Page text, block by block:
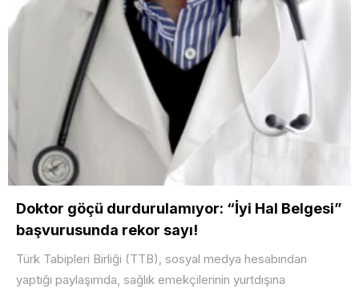
Doktor göçü durdurulamıyor: “İyi Hal Belgesi”
başvurusunda rekor sayı!
Türk Tabipleri Birliği (TTB), sosyal medya hesabından
yaptığı paylaşımda, sağlık emekçilerinin yurtdışına